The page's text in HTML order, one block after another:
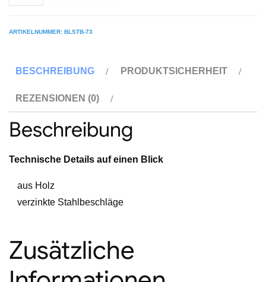
Gerüstsysteme
Stirnseite
x
m
ARTIKELNUMMER: BLSTB-73
BESCHREIBUNG PRODUKTSICHERHEIT
REZENSIONEN (0)
Beschreibung
Technische Details auf einen Blick
aus Holz
verzinkte Stahlbeschläge
Zusätzliche